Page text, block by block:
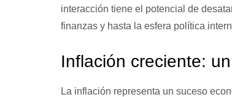
interacción tiene el potencial de
finanzas y hasta la esfera política
Inflación creciente:
La inflación representa un suceso